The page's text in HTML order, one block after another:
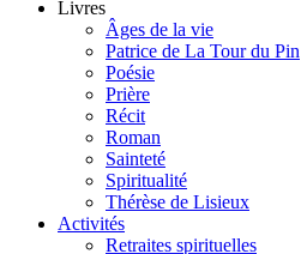
Livres
Âges de la vie
Patrice de La Tour du Pin
Poésie
Prière
Récit
Roman
Sainteté
Spiritualité
Thérèse de Lisieux
Activités
Retraites spirituelles